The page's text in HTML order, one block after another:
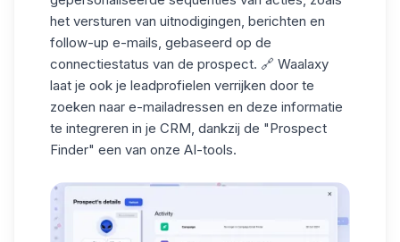
het versturen van uitnodigingen, berichten en
follow-up e-mails , gebaseerd op de
connectiestatus van de prospect. 🔗 Waalaxy
laat je ook je leadprofielen verrijken door te
zoeken naar e-mailadressen en deze informatie
te integreren in je CRM, dankzij de "Prospect
Finder" een van onze AI-tools.